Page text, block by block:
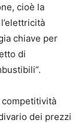
cioè la
chiave per
di
dei prezzi